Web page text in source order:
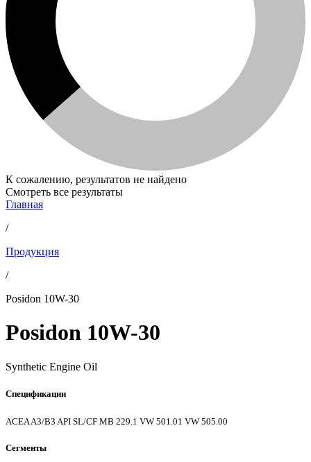
К сожалению, результатов не найдено
Смотреть все результаты
Главная
/
Продукция
/
Posidon 10W-30
Posidon 10W-30
Synthetic Engine Oil
Спецификации
ACEA A3/B3 API SL/CF MB 229.1 VW 501.01 VW 505.00
Сегменты